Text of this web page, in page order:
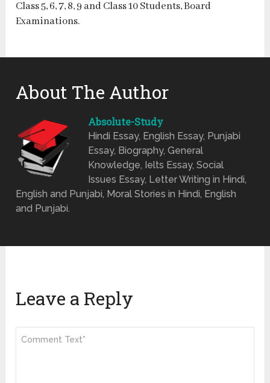
Class 5, 6, 7, 8, 9 and Class 10 Students, Board
Examinations.
About The Author
Absolute-Study
Hindi Essay, English Essay, Punjabi
Essay, Biography, General
Knowledge, Ielts Essay, Social
Issues Essay, Letter Writing in Hindi,
English and Punjabi, Moral Stories in Hindi, English
and Punjabi.
Leave a Reply